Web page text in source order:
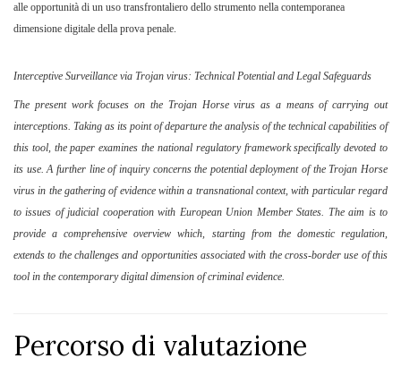
alle opportunità di un uso transfrontaliero dello strumento nella contemporanea
dimensione digitale della prova penale.
Interceptive Surveillance via Trojan virus: Technical Potential and Legal Safeguards
The present work focuses on the Trojan Horse virus as a means of carrying out
interceptions. Taking as its point of departure the analysis of the technical capabilities of
this tool, the paper examines the national regulatory framework specifically devoted to
its use. A further line of inquiry concerns the potential deployment of the Trojan Horse
virus in the gathering of evidence within a transnational context, with particular regard
to issues of judicial cooperation with European Union Member States. The aim is to
provide a comprehensive overview which, starting from the domestic regulation,
extends to the challenges and opportunities associated with the cross‑border use of this
tool in the contemporary digital dimension of criminal evidence.
Percorso di valutazione